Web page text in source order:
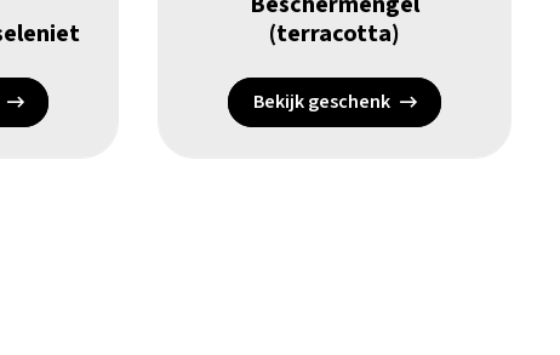
(terracotta)
Bekijk geschenk